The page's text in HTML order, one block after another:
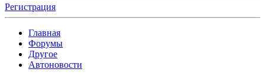
Регистрация
Главная
Форумы
Другое
Автоновости